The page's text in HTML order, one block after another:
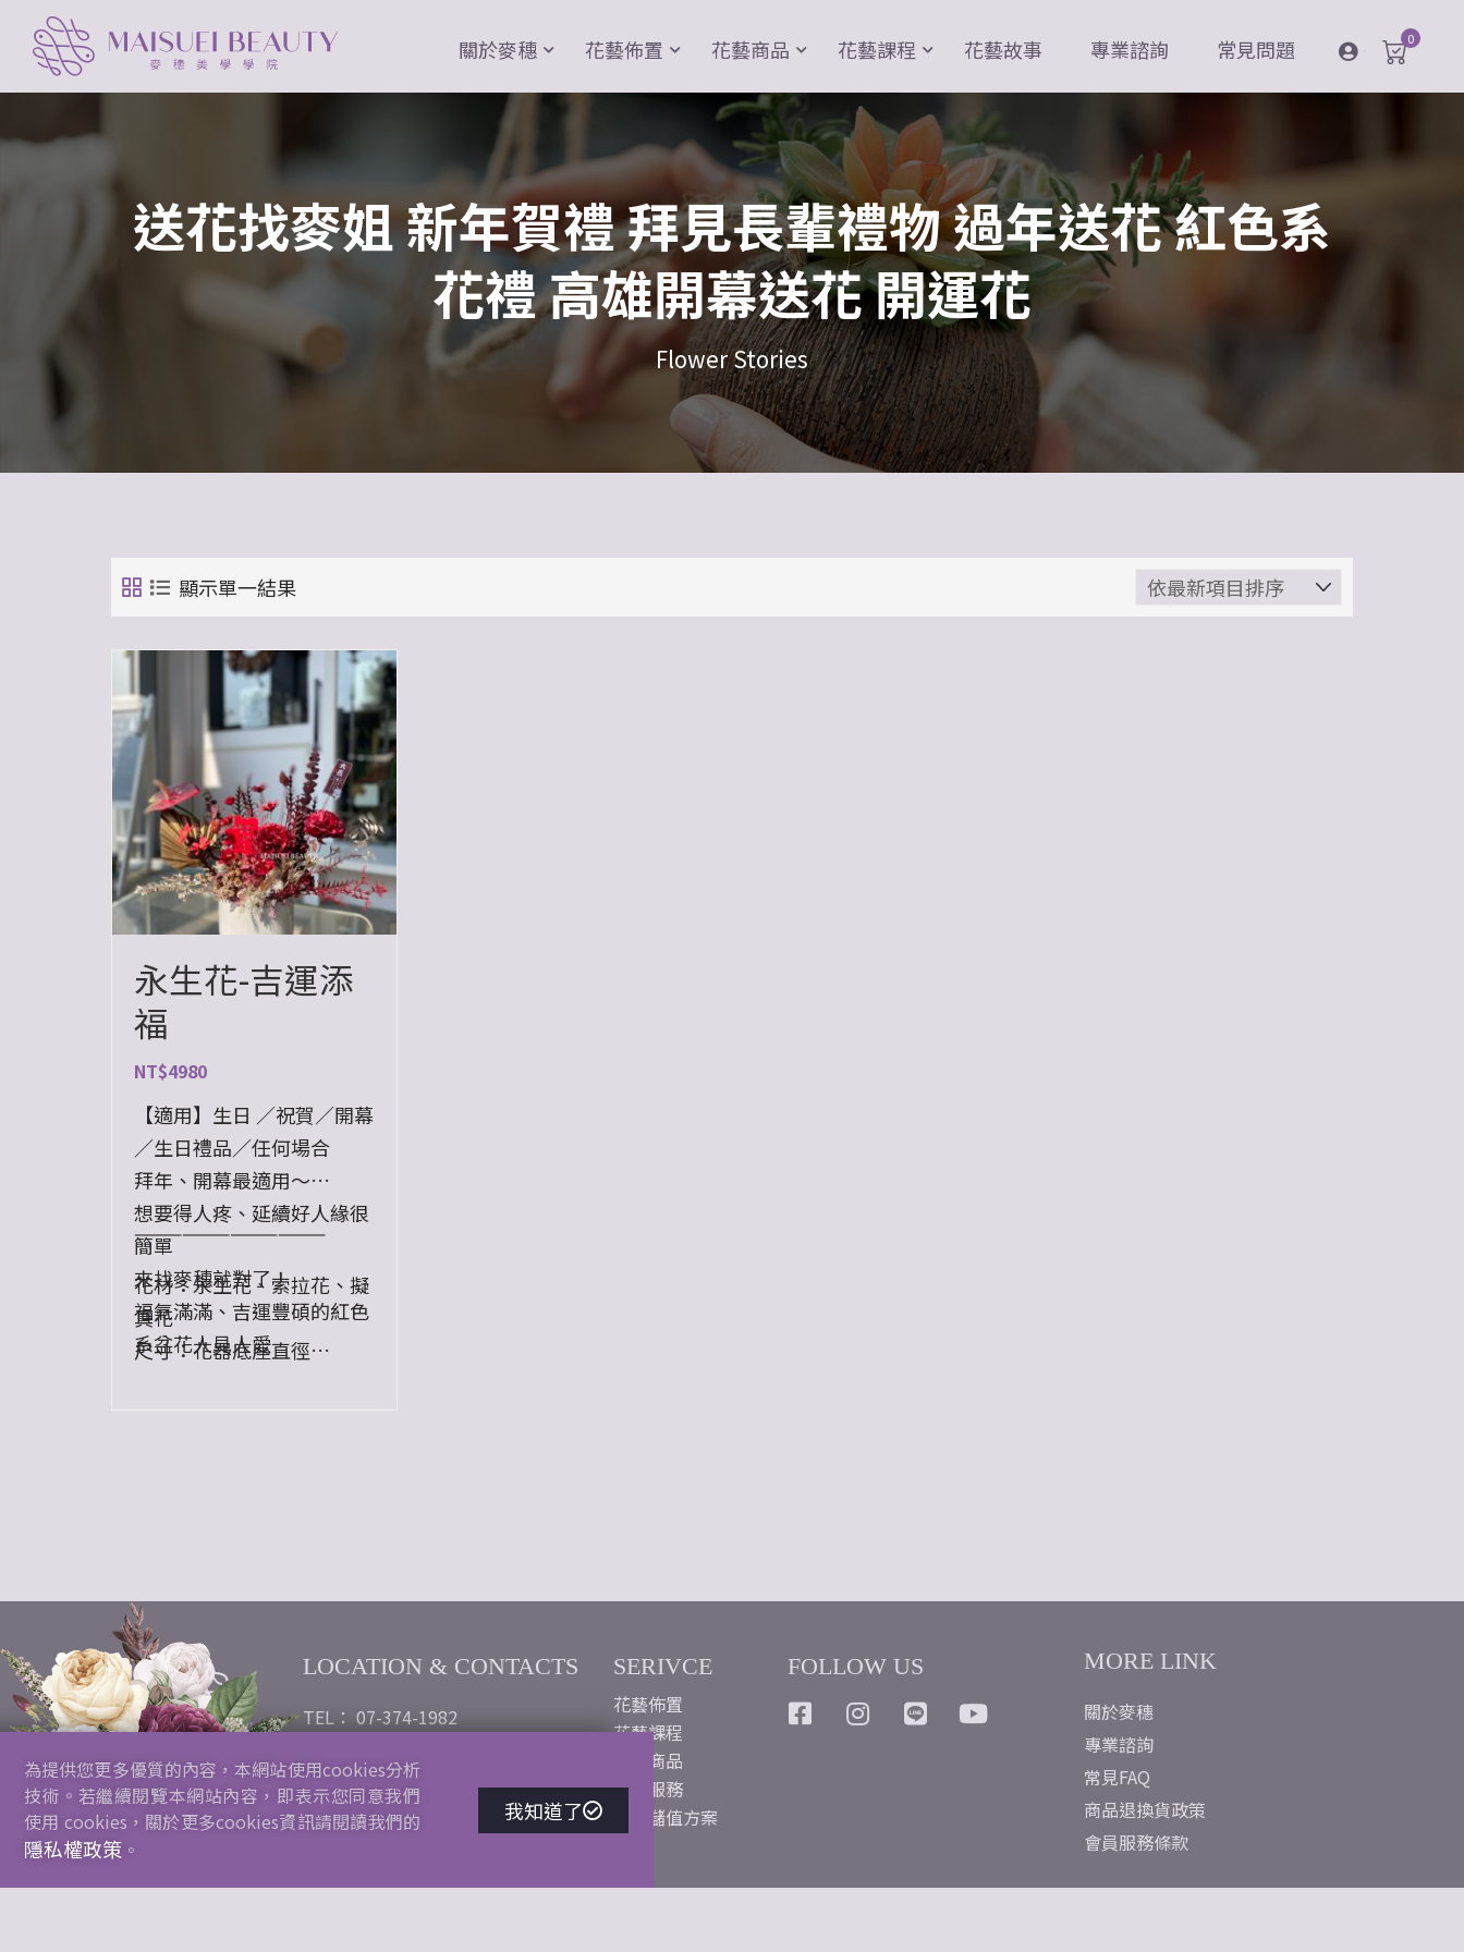
關於麥穗 花藝佈置 花藝商品 花藝課程 花藝故事 專業諮詢 常見問題 登入 0
送花找麥姐 新年賀禮 拜見長輩禮物 過年送花 紅色系
花禮 高雄開幕送花 開運花
Flower Stories
顯示單一結果
永生花-吉運添
福
NT$4980
【適用】生日 ／祝賀／開幕
／生日禮品／任何場合
拜年、開幕最適用～
想要得人疼、延續好人緣很
簡單
來找麥穗就對了！
福氣滿滿、吉運豐碩的紅色
系盆花人見人愛
————————————
花材：永生花、索拉花、擬
真花
尺寸：花器底座直徑
LOCATION & CONTACTS
TEL： 07-374-1982
gmail.com
公司行號：以馬內利花藝企業社
SERIVCE
花藝佈置
花藝課程
花藝商品
週花服務
企業儲值方案
FOLLOW US
MORE LINK
關於麥穗
專業諮詢
常見FAQ
商品退換貨政策
會員服務條款
為提供您更多優質的內容，本網站使用cookies分析
技術。若繼續閱覽本網站內容，即表示您同意我們
使用 cookies，關於更多cookies資訊請閱讀我們的
隱私權政策 。
我知道了